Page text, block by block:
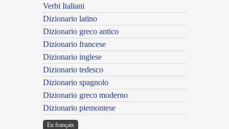
Verbi Italiani
Dizionario latino
Dizionario greco antico
Dizionario francese
Dizionario inglese
Dizionario tedesco
Dizionario spagnolo
Dizionario greco moderno
Dizionario piemontese
En français